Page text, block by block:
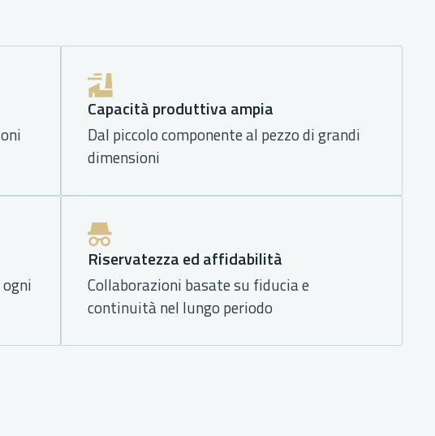
Capacità produttiva ampia
Dal piccolo componente al pezzo di grandi
dimensioni
Riservatezza ed affidabilità
Collaborazioni basate su fiducia e
continuità nel lungo periodo